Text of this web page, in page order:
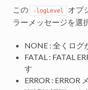
この -logLevel
オプ
ラーメッセージを選
NONE : 全くログ
FATAL : FATAL
す
ERROR : ERROR